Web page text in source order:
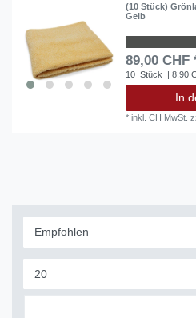
(10 Stück)
Gelb
89,00 CHF
10 Stück | 8,90
In
*inkl. CH MwSt.